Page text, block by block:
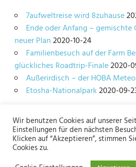
7aufweltreise wird 8zuhause
Ende oder Anfang – gemischte
neuer Plan2020-10-24
Familienbesuch auf der Farm
glückliches Roadtrip-Finale2020-
Außerirdisch – der HOBA
Etosha-Nationalpark2020-09-
Impressum
Datenschutz
Wir benutzen Cookies auf unserer
Einstellungen für den nächsten
Klicken auf “Akzeptieren”, stimmen
Cookies zu.